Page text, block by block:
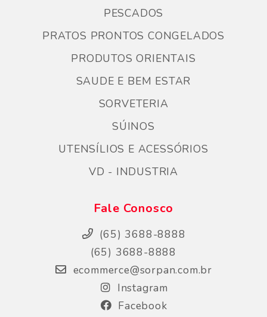
PESCADOS
PRATOS PRONTOS CONGELADOS
PRODUTOS ORIENTAIS
SAUDE E BEM ESTAR
SORVETERIA
SÚINOS
UTENSÍLIOS E ACESSÓRIOS
VD - INDUSTRIA
Fale Conosco
(65) 3688-8888
(65) 3688-8888
ecommerce@sorpan.com.br
Instagram
Facebook